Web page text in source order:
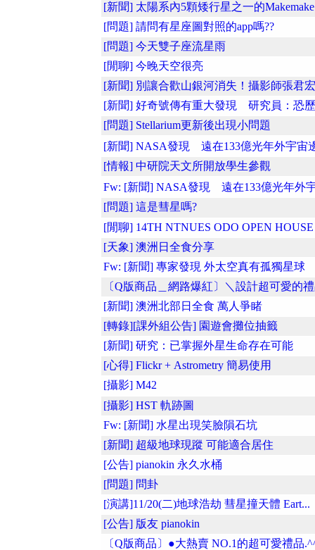
[新聞] 太陽系內5顆矮行星之一的
[問題] 請問有星座圖對照的app嗎??
[問題] 今天雙子座流星雨
[閒聊] 今晚天空很亮
[新聞] 別讓合歡山銀河消失！攝影師張君
[新聞] 好奇號傳有重大發現 研究員：恐
[問題] Stellarium更新後出現小問題
[新聞] NASA發現 遠在133億光年外宇宙
[情報] 中研院天文所開放學生參觀
Fw: [新聞] NASA發現 遠在133億光年外
[問題] 這是彗星嗎?
[閒聊] 14TH NTNUES ODO OPEN
[天象] 澳洲日全食分享
Fw: [新聞] 專家發現 外太空真有孤獨星球
〔Q版商品＿網路爆紅〕＼設計超可愛的
[新聞] 澳洲北部日全食 萬人爭睹
[轉錄][課外組公告] 園遊會攤位抽籤
[新聞] 研究：已掌握外星生命存在可能
[心得] Flickr + Astrometry 簡易使用
[攝影] M42
[攝影] HST 軌跡圖
Fw: [新聞] 水星出現笑臉隕石坑
[新聞] 超級地球現蹤 可能適合居住
[公告] pianokin 永久水桶
[問題] 問卦
[演講]11/20(二)地球浩劫 彗星撞天體 Eart...
[公告] 版友 pianokin
〔Q版商品〕●大熱賣 NO.1的超可愛禮品